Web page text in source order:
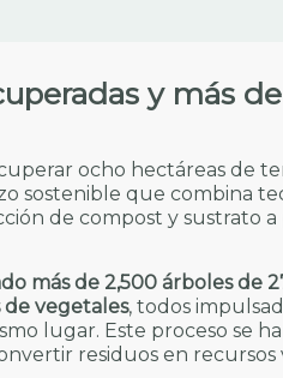
y más
ocho hectáreas de
sostenible que combina
de compost y sustrato
más de 2,500 árboles de
de vegetales, todos
lugar. Este proceso se ha
residuos en recursos